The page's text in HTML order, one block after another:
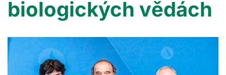
biologických vědách